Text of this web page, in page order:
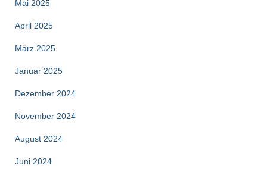
Mai 2025
April 2025
März 2025
Januar 2025
Dezember 2024
November 2024
August 2024
Juni 2024